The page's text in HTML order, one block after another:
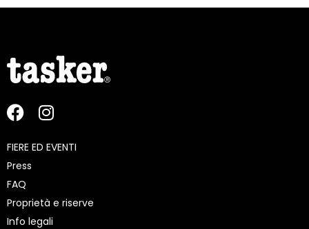
FIERE ED EVENTI
Press
FAQ
Proprietà e riserve
Info legali